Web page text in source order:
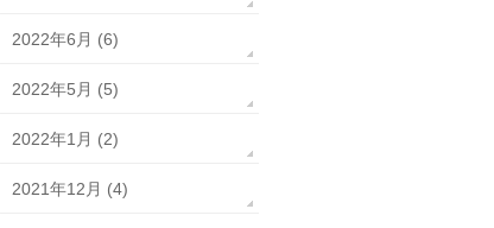
2022年6月 (6)
2022年5月 (5)
2022年1月 (2)
2021年12月 (4)